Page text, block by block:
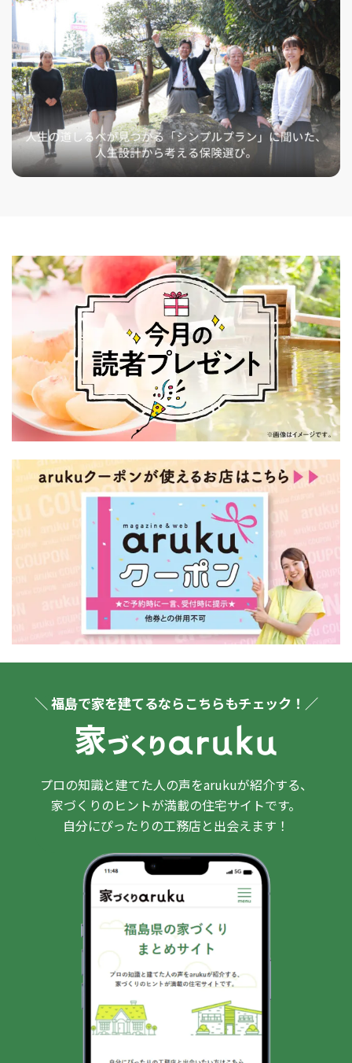
＼ 福島で家を建てるならこちらもチェック！／
プロの知識と建てた人の声をarukuが紹介する、
家づくりのヒントが満載の住宅サイトです。
自分にぴったりの工務店と出会えます！